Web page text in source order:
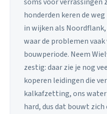
honderden keren de
in wijken als
waar de problemen
bouwperiode. Neem
zestig: daar zie je nog
koperen leidingen die
kalkafzetting, ons water
hard, dus dat bouwt zich